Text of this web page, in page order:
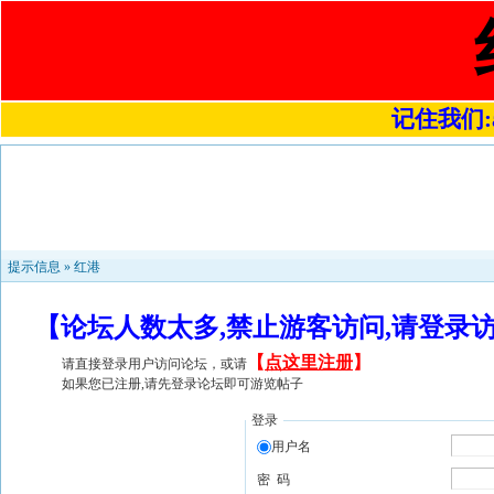
记住我们
提示信息 » 红港
【论坛人数太多,禁止游客访问,请登
请直接登录用户访问论坛，或请 【 点这里注册】
如果您已注册,请先登录论坛即可游览帖子
登录
用户名
密 码